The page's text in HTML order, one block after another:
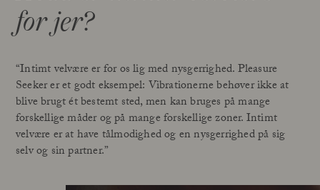
for jer?
“Intimt velvære er for os lig med nysgerrighed. Pleasure
Seeker er et godt eksempel: Vibrationerne behøver ikke at
blive brugt ét bestemt sted, men kan bruges på mange
forskellige måder og på mange forskellige zoner. Intimt
velvære er at have tålmodighed og en nysgerrighed på sig
selv og sin partner.”